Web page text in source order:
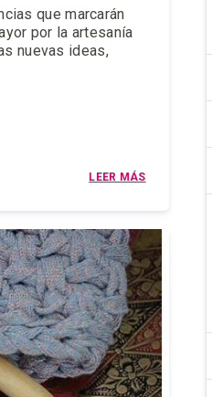
que marcarán
por la artesanía
nuevas ideas,
LEER MÁS